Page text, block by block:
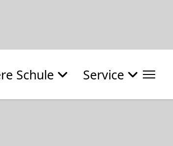
Schule Service